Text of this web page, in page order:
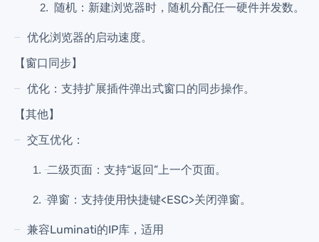
随机：新建浏览器时，随机分配任一硬件并发数。
优化浏览器的启动速度。
【窗口同步】
优化：支持扩展插件弹出式窗口的同步操作。
【其他】
交互优化：
二级页面：支持“返回”上一个页面。
弹窗：支持使用快捷键<ESC>关闭弹窗。
兼容Luminati的IP库，适用